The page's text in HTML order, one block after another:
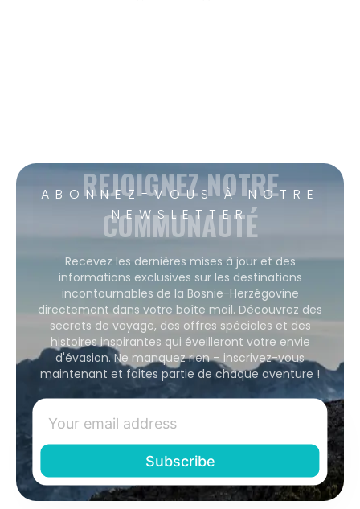
ABONNEZ-VOUS À NOTRE
NEWSLETTER
REJOIGNEZ NOTRE
COMMUNAUTÉ
Recevez les dernières mises à jour et des
informations exclusives sur les destinations
incontournables de la Bosnie-Herzégovine
directement dans votre boîte mail. Découvrez des
secrets de voyage, des offres spéciales et des
histoires inspirantes qui éveilleront votre envie
d'évasion. Ne manquez rien – inscrivez-vous
maintenant et faites partie de chaque aventure !